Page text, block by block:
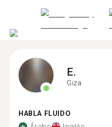
E.
Giza
HABLA FLUIDO